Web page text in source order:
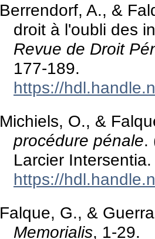
Berrendorf, A., &
droit à l'oubli des
Revue de Droit
177-189.
https://
Michiels, O., &
procédure pénale.
Larcier Intersentia.
https://
Falque, G., &
Memorialis, 1-29.